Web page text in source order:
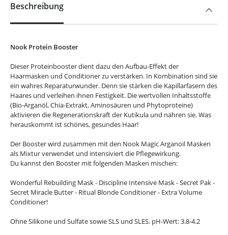
Beschreibung
Nook Protein Booster
Dieser Proteinbooster dient dazu den Aufbau-Effekt der
Haarmasken und Conditioner zu verstärken. In Kombination sind sie
ein wahres Reparaturwunder. Denn sie stärken die Kapillarfasern des
Haares und verleihen ihnen Festigkeit. Die wertvollen Inhaltsstoffe
(Bio-Arganöl, Chia-Extrakt, Aminosäuren und Phytoproteine)
aktivieren die Regenerationskraft der Kutikula und nähren sie. Was
herauskommt ist schönes, gesundes Haar!
Der Booster wird zusammen mit den Nook Magic Arganoil Masken
als Mixtur verwendet und intensiviert die Pflegewirkung.
Du kannst den Booster mit folgenden Masken mischen:
Wonderful Rebuilding Mask - Discipline Intensive Mask - Secret Pak -
Secret Miracle Butter - Ritual Blonde Conditioner - Extra Volume
Conditioner!
Ohne Silikone und Sulfate sowie SLS und SLES. pH-Wert: 3.8-4.2